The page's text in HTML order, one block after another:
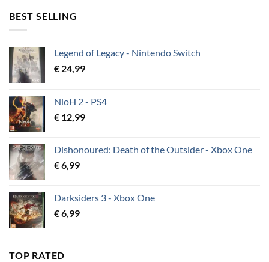
BEST SELLING
Legend of Legacy - Nintendo Switch
€ 24,99
NioH 2 - PS4
€ 12,99
Dishonoured: Death of the Outsider - Xbox One
€6,99
Darksiders 3 - Xbox One
€6,99
TOP RATED